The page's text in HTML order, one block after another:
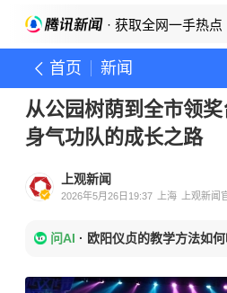
· 获取全网一手热点
首页 新闻
从公园树荫到全市领
身气功队的成长之路
上观新闻
2026年5月26日19:37 上海 上观新闻
问AI · 欧阳仪贞的教学方法如何